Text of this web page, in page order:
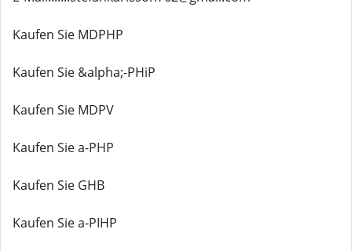
Kaufen Sie MDPHP
Kaufen Sie &alpha;-PHiP
Kaufen Sie MDPV
Kaufen Sie a-PHP
Kaufen Sie GHB
Kaufen Sie a-PIHP